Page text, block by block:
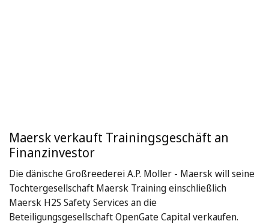
Maersk verkauft Trainingsgeschäft an
Finanzinvestor
Die dänische Großreederei A.P. Moller - Maersk will seine
Tochtergesellschaft Maersk Training einschließlich
Maersk H2S Safety Services an die
Beteiligungsgesellschaft OpenGate Capital verkaufen.